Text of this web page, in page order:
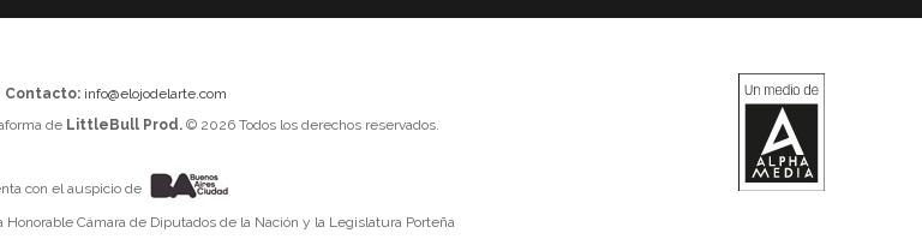
Contacto: info@elojodelarte.com
de LittleBull Prod.© 2026 Todos los derechos reservados.
con el auspicio de
Cámara de Diputados de la Nación y la Legislatura Porteña